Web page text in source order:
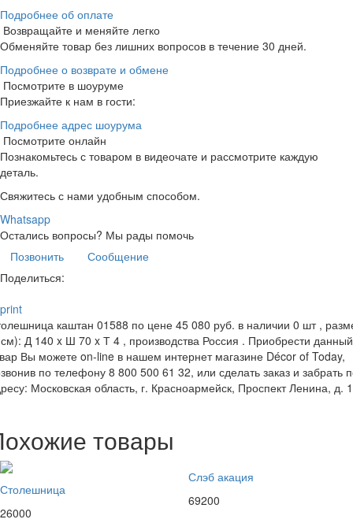
Подробнее об оплате
Возвращайте и меняйте легко
Обменяйте товар без лишних вопросов в течение 30 дней.
Подробнее о возврате и обмене
Посмотрите в шоуруме
Приезжайте к нам в гости:
Подробнее адрес шоурума
Посмотрите онлайн
Познакомьтесь с товаром в видеочате и рассмотрите каждую
деталь.
Свяжитесь с нами удобным способом.
Whatsapp
Остались вопросы? Мы рады помочь
Позвонить
Сообщение
Поделиться:
print
каштан 01588 по цене 45 080 руб. в наличии 0 шт ,
Д 140 x Ш 70 x Т 4 , производства Россия . Приобрести данный
Вы можете on-line в нашем интернет магазине Décor of Today,
по телефону 8 800 500 61 32, или сделать заказ и забрать
Московская область, г. Красноармейск, Проспект Ленина, д.
товары
Столешница
26000
Слэб акация
69200